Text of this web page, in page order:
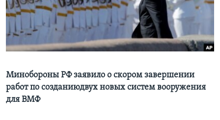
Learning English
СОЦИАЛЬНЫЕ СЕТИ
Языки
Минобороны РФ заявило о скором завершении
работ по созданиюдвух новых систем вооружения
для ВМФ